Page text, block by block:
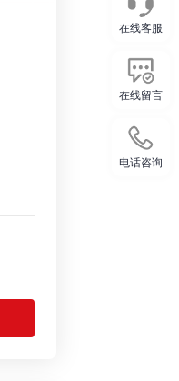
在线客服
在线留言
电话咨询